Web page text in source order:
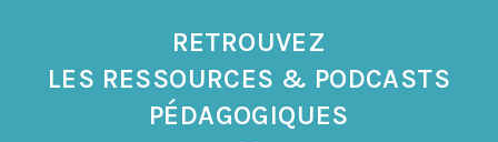
RETROUVEZ
LES RESSOURCES & PODCASTS
PÉDAGOGIQUES